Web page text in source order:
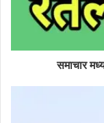
समाचार